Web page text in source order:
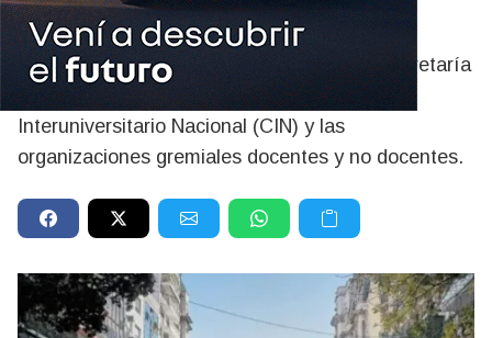
financiamiento y salarios
El entendimiento fue suscripto por la Subsecretaría
de Políticas Universitarias, el Consejo
Interuniversitario Nacional (CIN) y las
organizaciones gremiales docentes y no docentes.